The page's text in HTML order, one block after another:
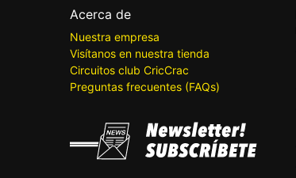
Acerca de
Nuestra empresa
Visítanos en nuestra tienda
Circuitos club CricCrac
Preguntas frecuentes (FAQs)